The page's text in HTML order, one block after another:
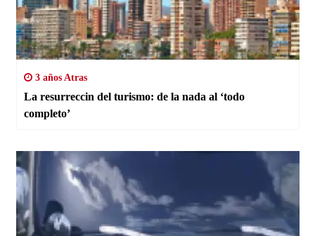
3 años Atras
La resurreccin del turismo: de la nada al ‘todo
completo’